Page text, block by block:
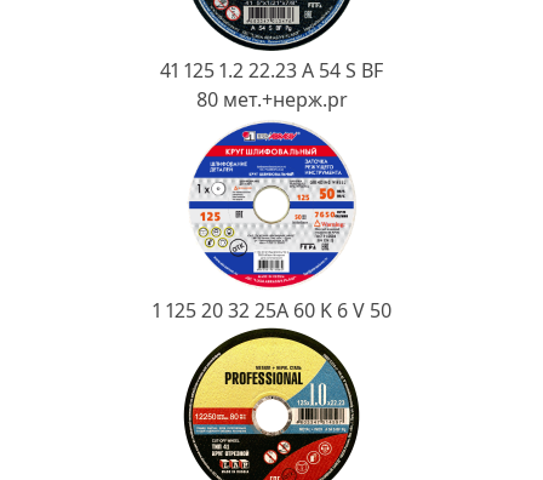
41 125 1.2 22.23 A 54 S BF
80 мет.+нерж.pr
1 125 20 32 25А 60 K 6 V 50